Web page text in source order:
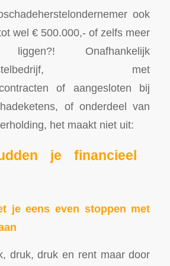
ook
wel € 500.000,- of zelfs meer
Onafhankelijk
met
of aangesloten bij
of onderdeel van
het maakt niet uit:
je financieel
je eens even stoppen met
druk, druk en rent maar door